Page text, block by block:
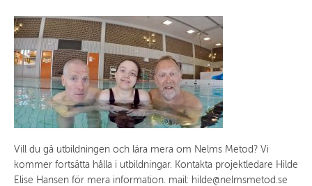
Vill du gå utbildningen och lära mera om Nelms Metod? Vi
kommer fortsätta hålla i utbildningar. Kontakta projektledare Hilde
Elise Hansen för mera information. mail: hilde@nelmsmetod.se